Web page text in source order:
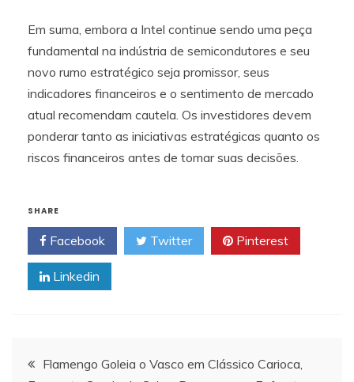
Em suma, embora a Intel continue sendo uma peça
fundamental na indústria de semicondutores e seu
novo rumo estratégico seja promissor, seus
indicadores financeiros e o sentimento de mercado
atual recomendam cautela. Os investidores devem
ponderar tanto as iniciativas estratégicas quanto os
riscos financeiros antes de tomar suas decisões.
SHARE
Facebook Twitter Pinterest
Linkedin
Navegação
Flamengo Goleia o Vasco em Clássico Carioca,